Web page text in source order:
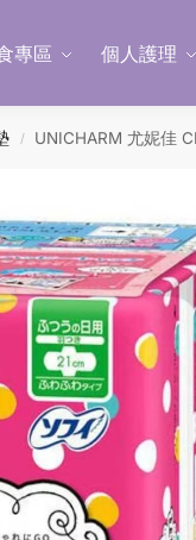
專區 個人護理
/ UNICHARM 尤妮佳